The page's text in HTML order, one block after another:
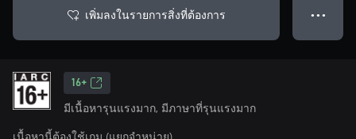
เพิ่มลงในรายการสิ่งที่ต้องการ ● ● ●
16+
มีเนื้อหารุนแรงมาก, มีภาษาที่รุนแรงมาก